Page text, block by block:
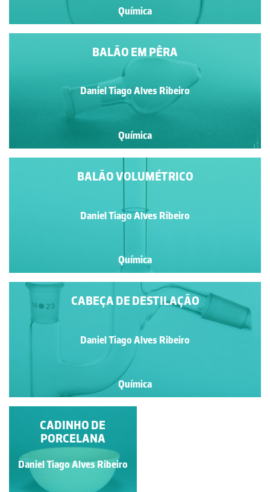
Química
BALÃO EM PÊRA
Daniel Tiago Alves Ribeiro
Química
BALÃO VOLUMÉTRICO
Daniel Tiago Alves Ribeiro
Química
CABEÇA DE DESTILAÇÃO
Daniel Tiago Alves Ribeiro
Química
CABEÇA DE
DESTILAÇÃO
Daniel Tiago Alves Ribeiro
CADINHO DE
PORCELANA
Daniel Tiago Alves Ribeiro